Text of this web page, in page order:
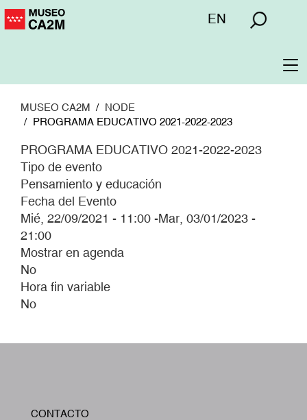
Pasar
Menú
EN
MUSEO CA2M
NODE
PROGRAMA EDUCATIVO 2021-2022-2023
PROGRAMA EDUCATIVO 2021-2022-2023
Tipo de evento
Pensamiento y educación
Fecha del Evento
Mié, 22/09/2021 - 11:00 -Mar, 03/01/2023 -
21:00
Mostrar en agenda
No
Hora fin variable
No
CONTACTO